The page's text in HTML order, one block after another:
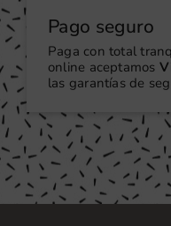
Pago seguro
Paga con total
online aceptamos
las garantías de